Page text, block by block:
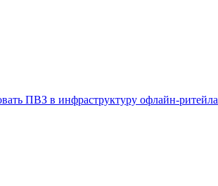
ПВЗ в инфраструктуру офлайн-ритейла